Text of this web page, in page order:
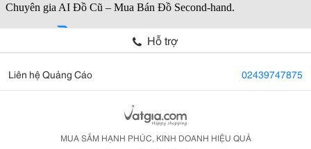
Hỗ trợ
Liên hệ Quảng Cáo 02439747875
MUA SẮM HẠNH PHÚC, KINH DOANH HIỆU QUẢ